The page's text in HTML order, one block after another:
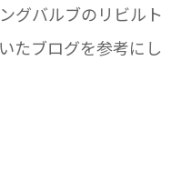
グバルブのリビルト
たブログを参考にし